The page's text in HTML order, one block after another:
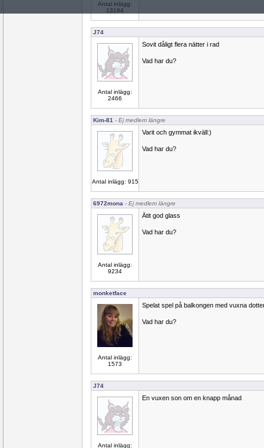
Antal inlägg:
13194
J74
Antal inlägg:
2466
Sovit dåligt flera nätter i rad
Vad har du?
Kim-81 - Ej medlem längre
Antal inlägg: 915
Varit och gymmat ikväll:)
Vad har du?
6972mona - Ej medlem längre
Antal inlägg:
9234
Ätit god glass
Vad har du?
monketface
Antal inlägg:
1573
Spelat spel på balkongen med vuxna
Vad har du?
J74
Antal inlägg:
En vuxen son om en knapp månad